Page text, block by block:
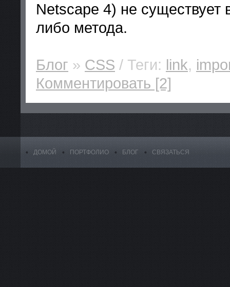
Netscape 4) не существует
либо метода.
Блог » CSS / Теги: link,
Комментировать [2]
ДОМОЙ ПОРТФОЛИО БЛОГ СВЯЗАТЬСЯ